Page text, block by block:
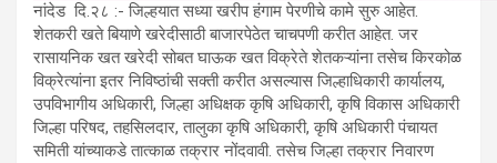
नांदेड दि.२८ :- जिल्हयात सध्या खरीप हंगाम पेरणीचे कामे सुरु आहेत.
शेतकरी खते बियाणे खरेदीसाठी बाजारपेठेत चाचपणी करीत आहेत. जर
रासायनिक खत खरेदी सोबत घाऊक खत विक्रेते शेतकऱ्यांना तसेच किरकोळ
विक्रेत्यांना इतर निविष्ठांची सक्ती करीत असल्यास जिल्हाधिकारी कार्यालय,
उपविभागीय अधिकारी, जिल्हा अधिक्षक कृषि अधिकारी, कृषि विकास अधिकारी
जिल्हा परिषद, तहसिलदार, तालुका कृषि अधिकारी, कृषि अधिकारी पंचायत
समिती यांच्याकडे तात्काळ तक्रार नोंदवावी. तसेच जिल्हा तक्रार निवारण